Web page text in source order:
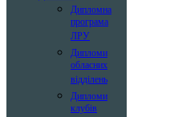
Дипломна
програма
ЛРУ
Дипломи
обласних
відділень
Дипломи
клубів